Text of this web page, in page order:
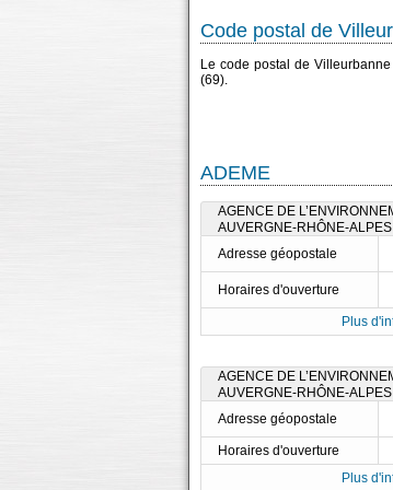
Code postal de
Le code postal de
(69).
ADEME
AGENCE DE
AUVERGNE-RHÔNE-
Adresse géopostale
Horaires d'ouverture
Plus
AGENCE DE
AUVERGNE-RHÔNE-
Adresse géopostale
Horaires d'ouverture
Plus